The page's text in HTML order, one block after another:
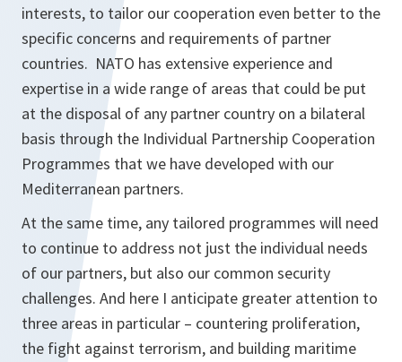
interests, to tailor our cooperation even better to the
specific concerns and requirements of partner
countries. NATO has extensive experience and
expertise in a wide range of areas that could be put
at the disposal of any partner country on a bilateral
basis through the Individual Partnership Cooperation
Programmes that we have developed with our
Mediterranean partners.
At the same time, any tailored programmes will need
to continue to address not just the individual needs
of our partners, but also our common security
challenges. And here I anticipate greater attention to
three areas in particular – countering proliferation,
the fight against terrorism, and building maritime